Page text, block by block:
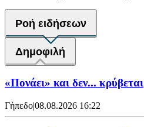
Ροή ειδήσεων
Δημοφιλή
«Πονάει» και δεν... κρύβεται
Γήπεδο|08.08.2026 16:22